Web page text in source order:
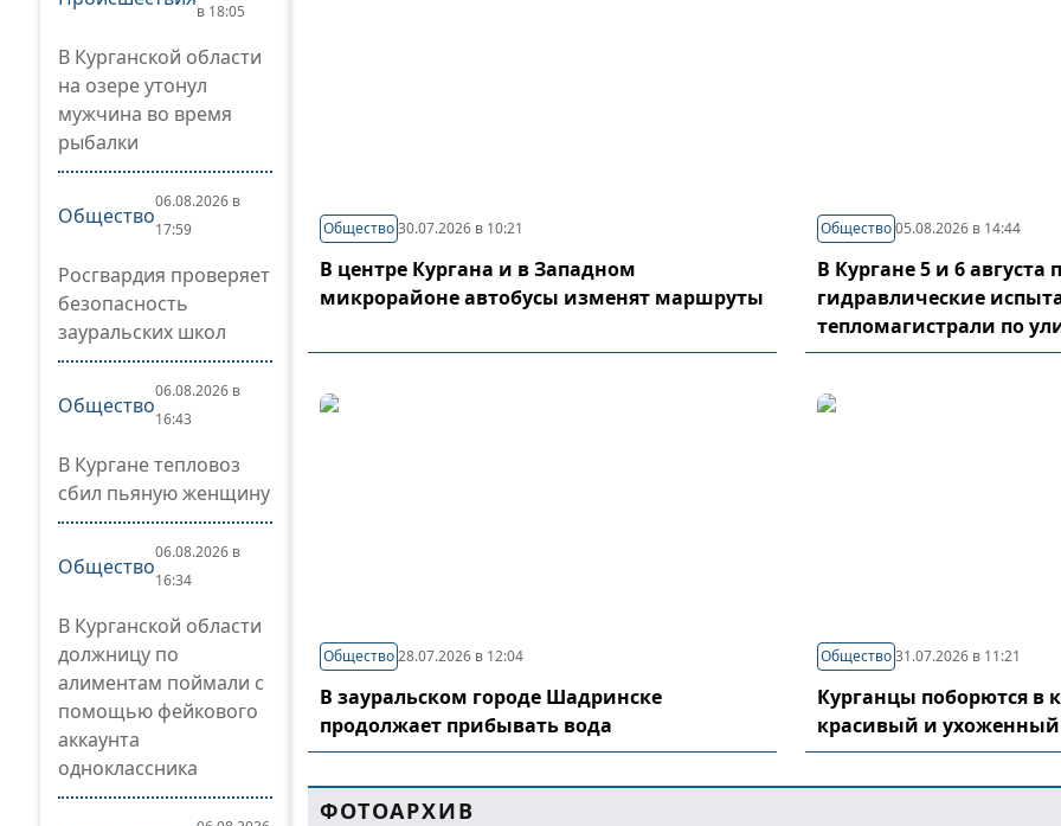
в 18:05
В Курганской области
на озере утонул
мужчина во время
рыбалки
Общество
06.08.2026 в
17:59
Росгвардия проверяет
безопасность
зауральских школ
Общество
06.08.2026 в
16:43
В Кургане тепловоз
сбил пьяную женщину
Общество
06.08.2026 в
16:34
В Курганской области
должницу по
алиментам поймали с
помощью фейкового
аккаунта
одноклассника
Общество30.07.2026 в 10:21
В центре Кургана и в Западном
микрорайоне автобусы изменят маршруты
Общество 05.08.2026 в 14:44
В Кургане 5 и 6
гидравлические
тепломагистрали по
Общество28.07.2026 в 12:04
В зауральском городе Шадринске
продолжает прибывать вода
Общество 31.07.2026 в 11:21
Курганцы поборются в
красивый и
ФОТОАРХИВ